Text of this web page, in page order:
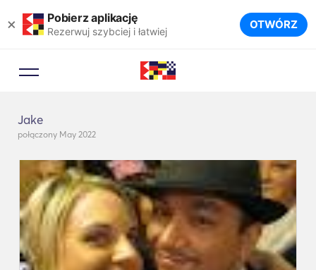
× Pobierz aplikację
Rezerwuj szybciej i łatwiej OTWÓRZ
Jake
połączony May 2022